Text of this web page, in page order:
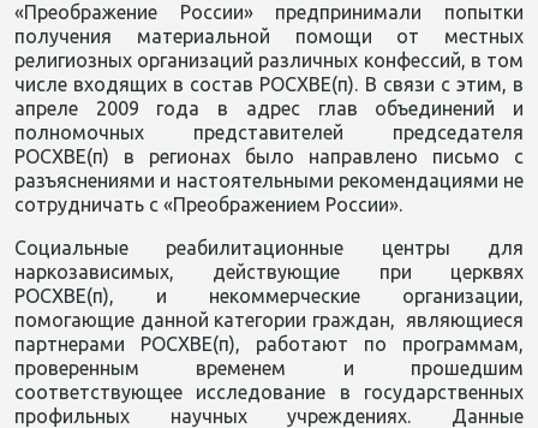
«Преображение России» предпринимали попытки
получения материальной помощи от местных
религиозных организаций различных конфессий, в том
числе входящих в состав РОСХВЕ(п). В связи с этим, в
апреле 2009 года в адрес глав объединений и
полномочных представителей председателя
РОСХВЕ(п) в регионах было направлено письмо с
разъяснениями и настоятельными рекомендациями не
сотрудничать с «Преображением России».
Социальные реабилитационные центры для
наркозависимых, действующие при церквях
РОСХВЕ(п), и некоммерческие организации,
помогающие данной категории граждан, являющиеся
партнерами РОСХВЕ(п), работают по программам,
проверенным временем и прошедшим
соответствующее исследование в государственных
профильных научных учреждениях. Данные